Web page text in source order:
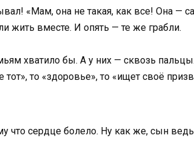
«Мам, она не такая, как все! Она —
жить вместе. И опять — те же грабли.
хватило бы. А у них — сквозь
то «здоровье», то «ищет своё
что сердце болело. Ну как же, сын